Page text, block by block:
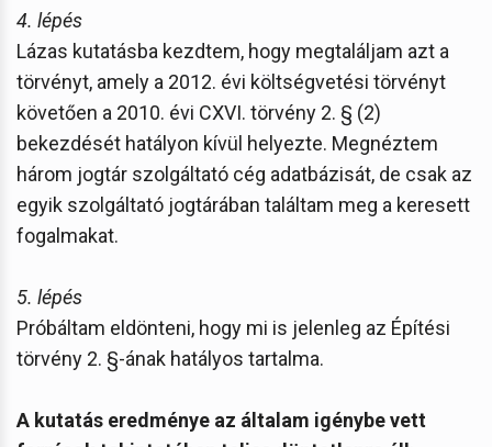
4. lépés
Lázas kutatásba kezdtem, hogy megtaláljam azt a
törvényt, amely a 2012. évi költségvetési törvényt
követően a 2010. évi CXVI. törvény 2. § (2)
bekezdését hatályon kívül helyezte. Megnéztem
három jogtár szolgáltató cég adatbázisát, de csak az
egyik szolgáltató jogtárában találtam meg a keresett
fogalmakat.
5. lépés
Próbáltam eldönteni, hogy mi is jelenleg az Építési
törvény 2. §-ának hatályos tartalma.
A kutatás eredménye az általam igénybe vett